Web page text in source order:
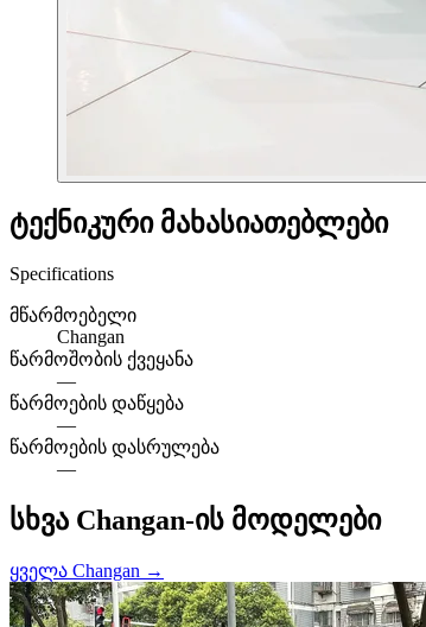
ტექნიკური მახასიათებლები
Specifications
მწარმოებელი
Changan
წარმოშობის ქვეყანა
—
წარმოების დაწყება
—
წარმოების დასრულება
—
სხვა Changan-ის მოდელები
ყველა Changan →